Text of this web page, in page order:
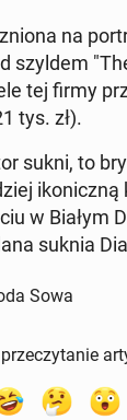
na
szyldem
tej firmy
tys. zł).
sukni, to
iko­nicz­ną
w Białym
suknia
Sowa